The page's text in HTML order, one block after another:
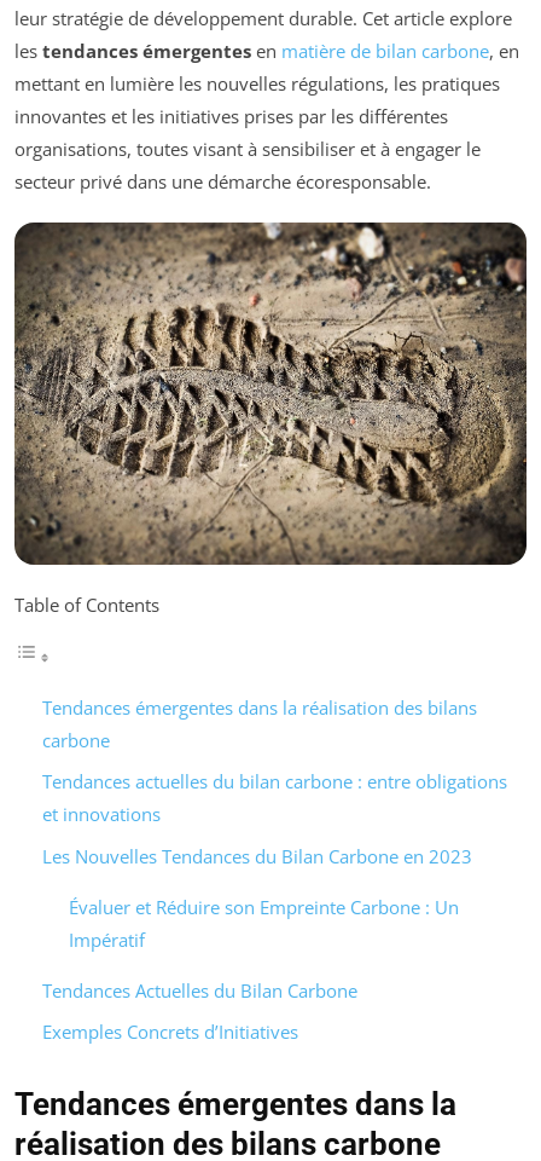
leur stratégie de développement durable. Cet article explore
les tendances émergentes en matière de bilan carbone, en
mettant en lumière les nouvelles régulations, les pratiques
innovantes et les initiatives prises par les différentes
organisations, toutes visant à sensibiliser et à engager le
secteur privé dans une démarche écoresponsable.
Table of Contents
Tendances émergentes dans la réalisation des bilans
carbone
Tendances actuelles du bilan carbone : entre obligations
et innovations
Les Nouvelles Tendances du Bilan Carbone en 2023
Évaluer et Réduire son Empreinte Carbone : Un
Impératif
Tendances Actuelles du Bilan Carbone
Exemples Concrets d’Initiatives
Tendances émergentes dans la
réalisation des bilans carbone